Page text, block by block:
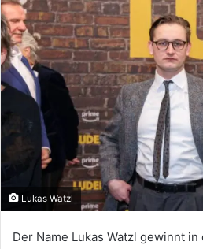
Lukas Watzl
Der Name Lukas Watzl gewinnt